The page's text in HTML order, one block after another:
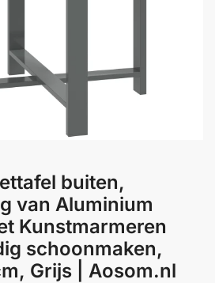
buiten,
van Aluminium
Kunstmarmeren
schoonmaken,
Grijs | Aosom.nl